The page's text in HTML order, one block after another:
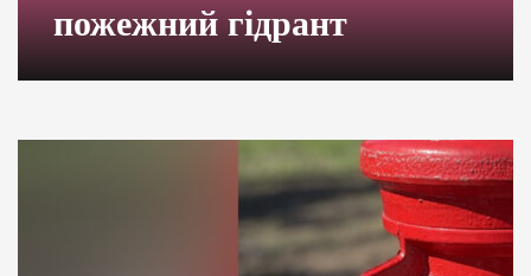
пожежний гідрант